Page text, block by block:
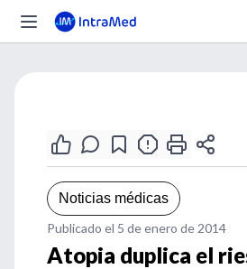
Noticias médicas
Publicado el 5 de enero de 2014
Atopia duplica el